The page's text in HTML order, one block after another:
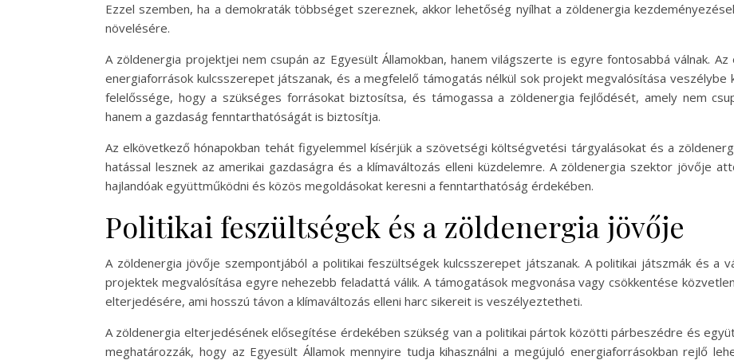
Ezzel szemben, ha a demokraták többséget szereznek, akkor lehetőség nyílhat a zöldenergia
növelésére.
A zöldenergia projektjei nem csupán az Egyesült Államokban, hanem világszerte is egyre fontosabbá válnak.
energiaforrások kulcsszerepet játszanak, és a megfelelő támogatás nélkül sok projekt megvalósítása veszélybe
felelőssége, hogy a szükséges forrásokat biztosítsa, és támogassa a zöldenergia fejlődését, amely nem
hanem a gazdaság fenntarthatóságát is biztosítja.
Az elkövetkező hónapokban tehát figyelemmel kísérjük a szövetségi költségvetési tárgyalásokat és a
hatással lesznek az amerikai gazdaságra és a klímaváltozás elleni küzdelemre. A zöldenergia szektor jövője
hajlandóak együttműködni és közös megoldásokat keresni a fenntarthatóság érdekében.
Politikai feszültségek és a zöldenergia jövője
A zöldenergia jövője szempontjából a politikai feszültségek kulcsszerepet játszanak. A politikai játszmák és a
projektek megvalósítása egyre nehezebb feladattá válik. A támogatások megvonása vagy csökkentése
elterjedésére, ami hosszú távon a klímaváltozás elleni harc sikereit is veszélyeztetheti.
A zöldenergia elterjedésének elősegítése érdekében szükség van a politikai pártok közötti párbeszédre és
meghatározzák, hogy az Egyesült Államok mennyire tudja kihasználni a megújuló energiaforrásokban rejlő